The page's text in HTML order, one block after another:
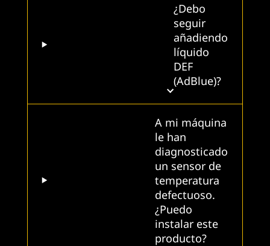
¿Debo
seguir
añadiendo
líquido
DEF
(AdBlue)?
A mi máquina
le han
diagnosticado
un sensor de
temperatura
defectuoso.
¿Puedo
instalar este
producto?